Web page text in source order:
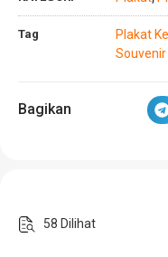
Tag Plakat
Souvenir
Bagikan
58 Dilihat